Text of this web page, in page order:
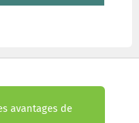
avantages de